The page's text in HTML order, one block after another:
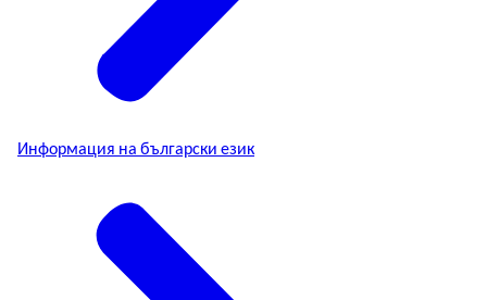
Информация на български език